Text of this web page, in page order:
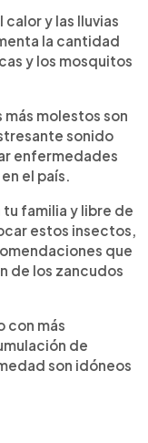
y las lluvias
la cantidad
y los mosquitos
molestos son
sonido
enfermedades
el país.
familia y libre de
estos insectos,
que
de los zancudos
con más
de
son idóneos